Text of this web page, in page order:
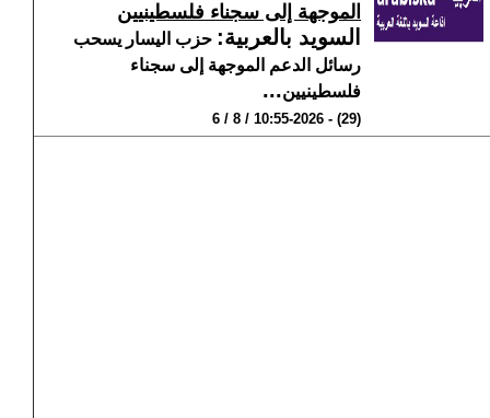
الموجهة إلى سجناء فلسطينيين
السويد بالعربية: حزب اليسار يسحب
رسائل الدعم الموجهة إلى سجناء
فلسطينيين...
(29) - 10:55-2026 / 8 / 6